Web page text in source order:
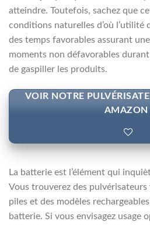
atteindre. Toutefois, sachez que
conditions naturelles d’où l’utilité
des temps favorables assurant
moments non défavorables
de gaspiller les produits.
VOIR NOTRE
AMAZON
La batterie est l’élément qui
Vous trouverez des
piles et des modèles
batterie. Si vous envisagez usage